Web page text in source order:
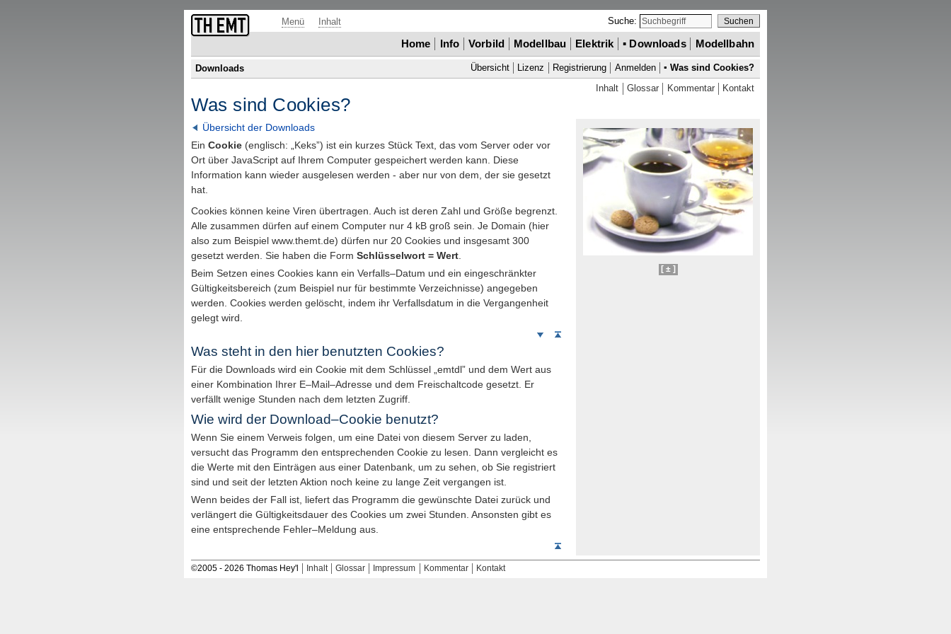
Menü Inhalt Suche:
Home Info Vorbild Modellbau Elektrik ▪ Downloads Modellbahn
Downloads Übersicht Lizenz Registrierung Anmelden ▪ Was sindCookies?
Inhalt
Glossar Kommentar Kontakt
Was sind Cookies?
Übersicht der Downloads
Ein Cookie(englisch: „Keks”) ist ein kurzes Stück Text, das vom Serveroder vor
Ort über JavaScriptauf Ihrem Computer gespeichert werden kann. Diese
Information kann wieder ausgelesen werden - aber nur von dem, der sie gesetzt
hat.
Cookieskönnen keine Viren übertragen. Auch ist deren Zahl und Größe begrenzt.
Alle zusammen dürfen auf einem Computernur 4 kBgroß sein. Je Domain (hier
also zum Beispiel www.themt.de) dürfen nur 20 Cookiesund insgesamt 300
gesetzt werden. Sie haben die Form Schlüsselwort =Wert.
Beim Setzen eines Cookieskann ein Verfalls–Datum und ein eingeschränkter
Gültigkeitsbereich (zum Beispiel nur für bestimmte Verzeichnisse) angegeben
werden. Cookieswerden gelöscht, indem ihr Verfallsdatum in die Vergangenheit
gelegt wird.
[ ± ]
Weiter
Was steht in den hier benutzten Cookies?
Für die Downloadswird ein Cookiemit dem Schlüssel „ emtdl” und dem Wert aus
einer Kombination Ihrer E–Mail–Adresse und dem Freischaltcode gesetzt. Er
verfällt wenige Stunden nach dem letzten Zugriff.
Wie wird der Download–Cookie benutzt?
Wenn Sie einem Verweis folgen, um eine Datei von diesem Serverzu laden,
versucht das Programm den entsprechenden Cookiezu lesen. Dann vergleicht es
die Werte mit den Einträgen aus einer Datenbank, um zu sehen, ob Sie registriert
sind und seit der letzten Aktion noch keine zu lange Zeit vergangen ist.
Wenn beides der Fall ist, liefert das Programm die gewünschte Datei zurück und
verlängert die Gültigkeitsdauer des Cookiesum zwei Stunden. Ansonsten gibt es
eine entsprechende Fehler–Meldung aus.
©2005 -2026 Thomas Hey'l Inhalt Glossar Impressum Kommentar Kontakt